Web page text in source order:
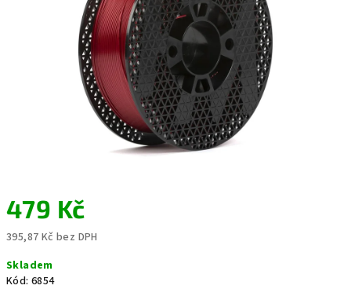
479 Kč
395,87 Kč bez DPH
cena:
Skladem
Kód: 6854
hvězdiček.